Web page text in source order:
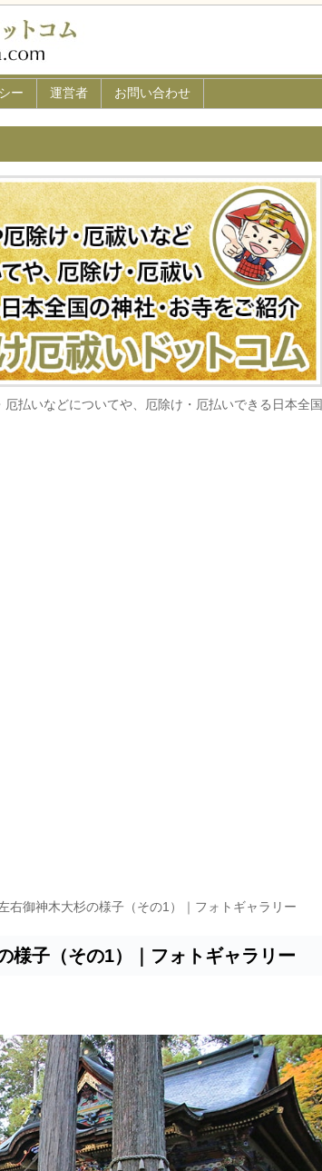
払いなどについてや、厄除け・厄払いできる日本全国
右御神木大杉の様子（その1）｜フォトギャラリー
様子（その1）｜フォトギャラリー
ー 運営者 お問い合わせ